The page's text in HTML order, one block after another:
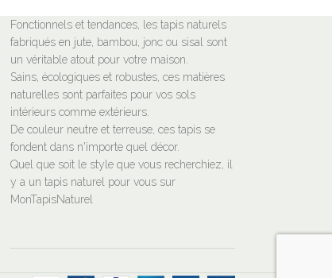
Fonctionnels et tendances, les tapis naturels
fabriqués en jute, bambou, jonc ou sisal sont
un véritable atout pour votre maison.
Sains, écologiques et robustes, ces matières
naturelles sont parfaites pour vos sols
intérieurs comme extérieurs.
De couleur neutre et terreuse, ces tapis se
fondent dans n'importe quel décor.
Quel que soit le style que vous recherchiez, il
y a un tapis naturel pour vous sur
MonTapisNaturel